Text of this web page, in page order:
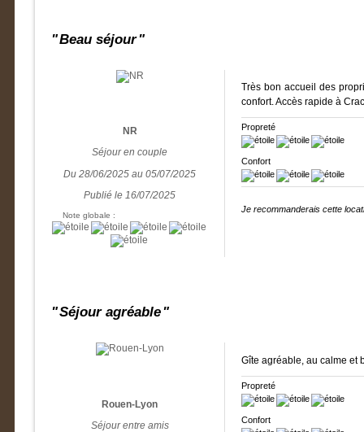
Beau séjour
NR
Séjour en couple
Du 28/06/2025 au 05/07/2025
Publié le 16/07/2025
Note globale :
Très bon accueil des
confort. Accès rapide à
Propreté
Confort
Je recommanderais cette
Séjour agréable
Rouen-Lyon
Séjour entre amis
Gîte agréable, au calme et
Propreté
Confort